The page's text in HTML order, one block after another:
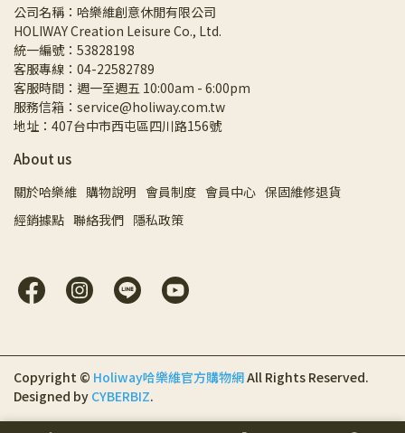
公司名稱：哈樂維創意休閒有限公司
HOLIWAY Creation Leisure Co., Ltd.
統一編號：53828198
客服專線：04-22582789
客服時間：週一至週五 10:00am - 6:00pm
服務信箱：service@holiway.com.tw
地址：407台中市西屯區四川路156號
About us
關於哈樂維 購物說明 會員制度 會員中心 保固維修退貨
經銷據點 聯絡我們 隱私政策
Copyright © Holiway哈樂維官方購物網All Rights Reserved.
Designed by CYBERBIZ.